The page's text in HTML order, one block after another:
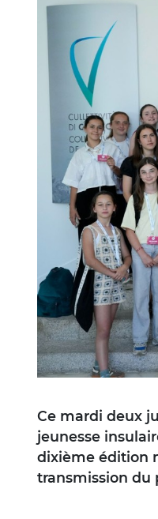
Ce mardi deux
jeunesse
dixième édition
transmission du